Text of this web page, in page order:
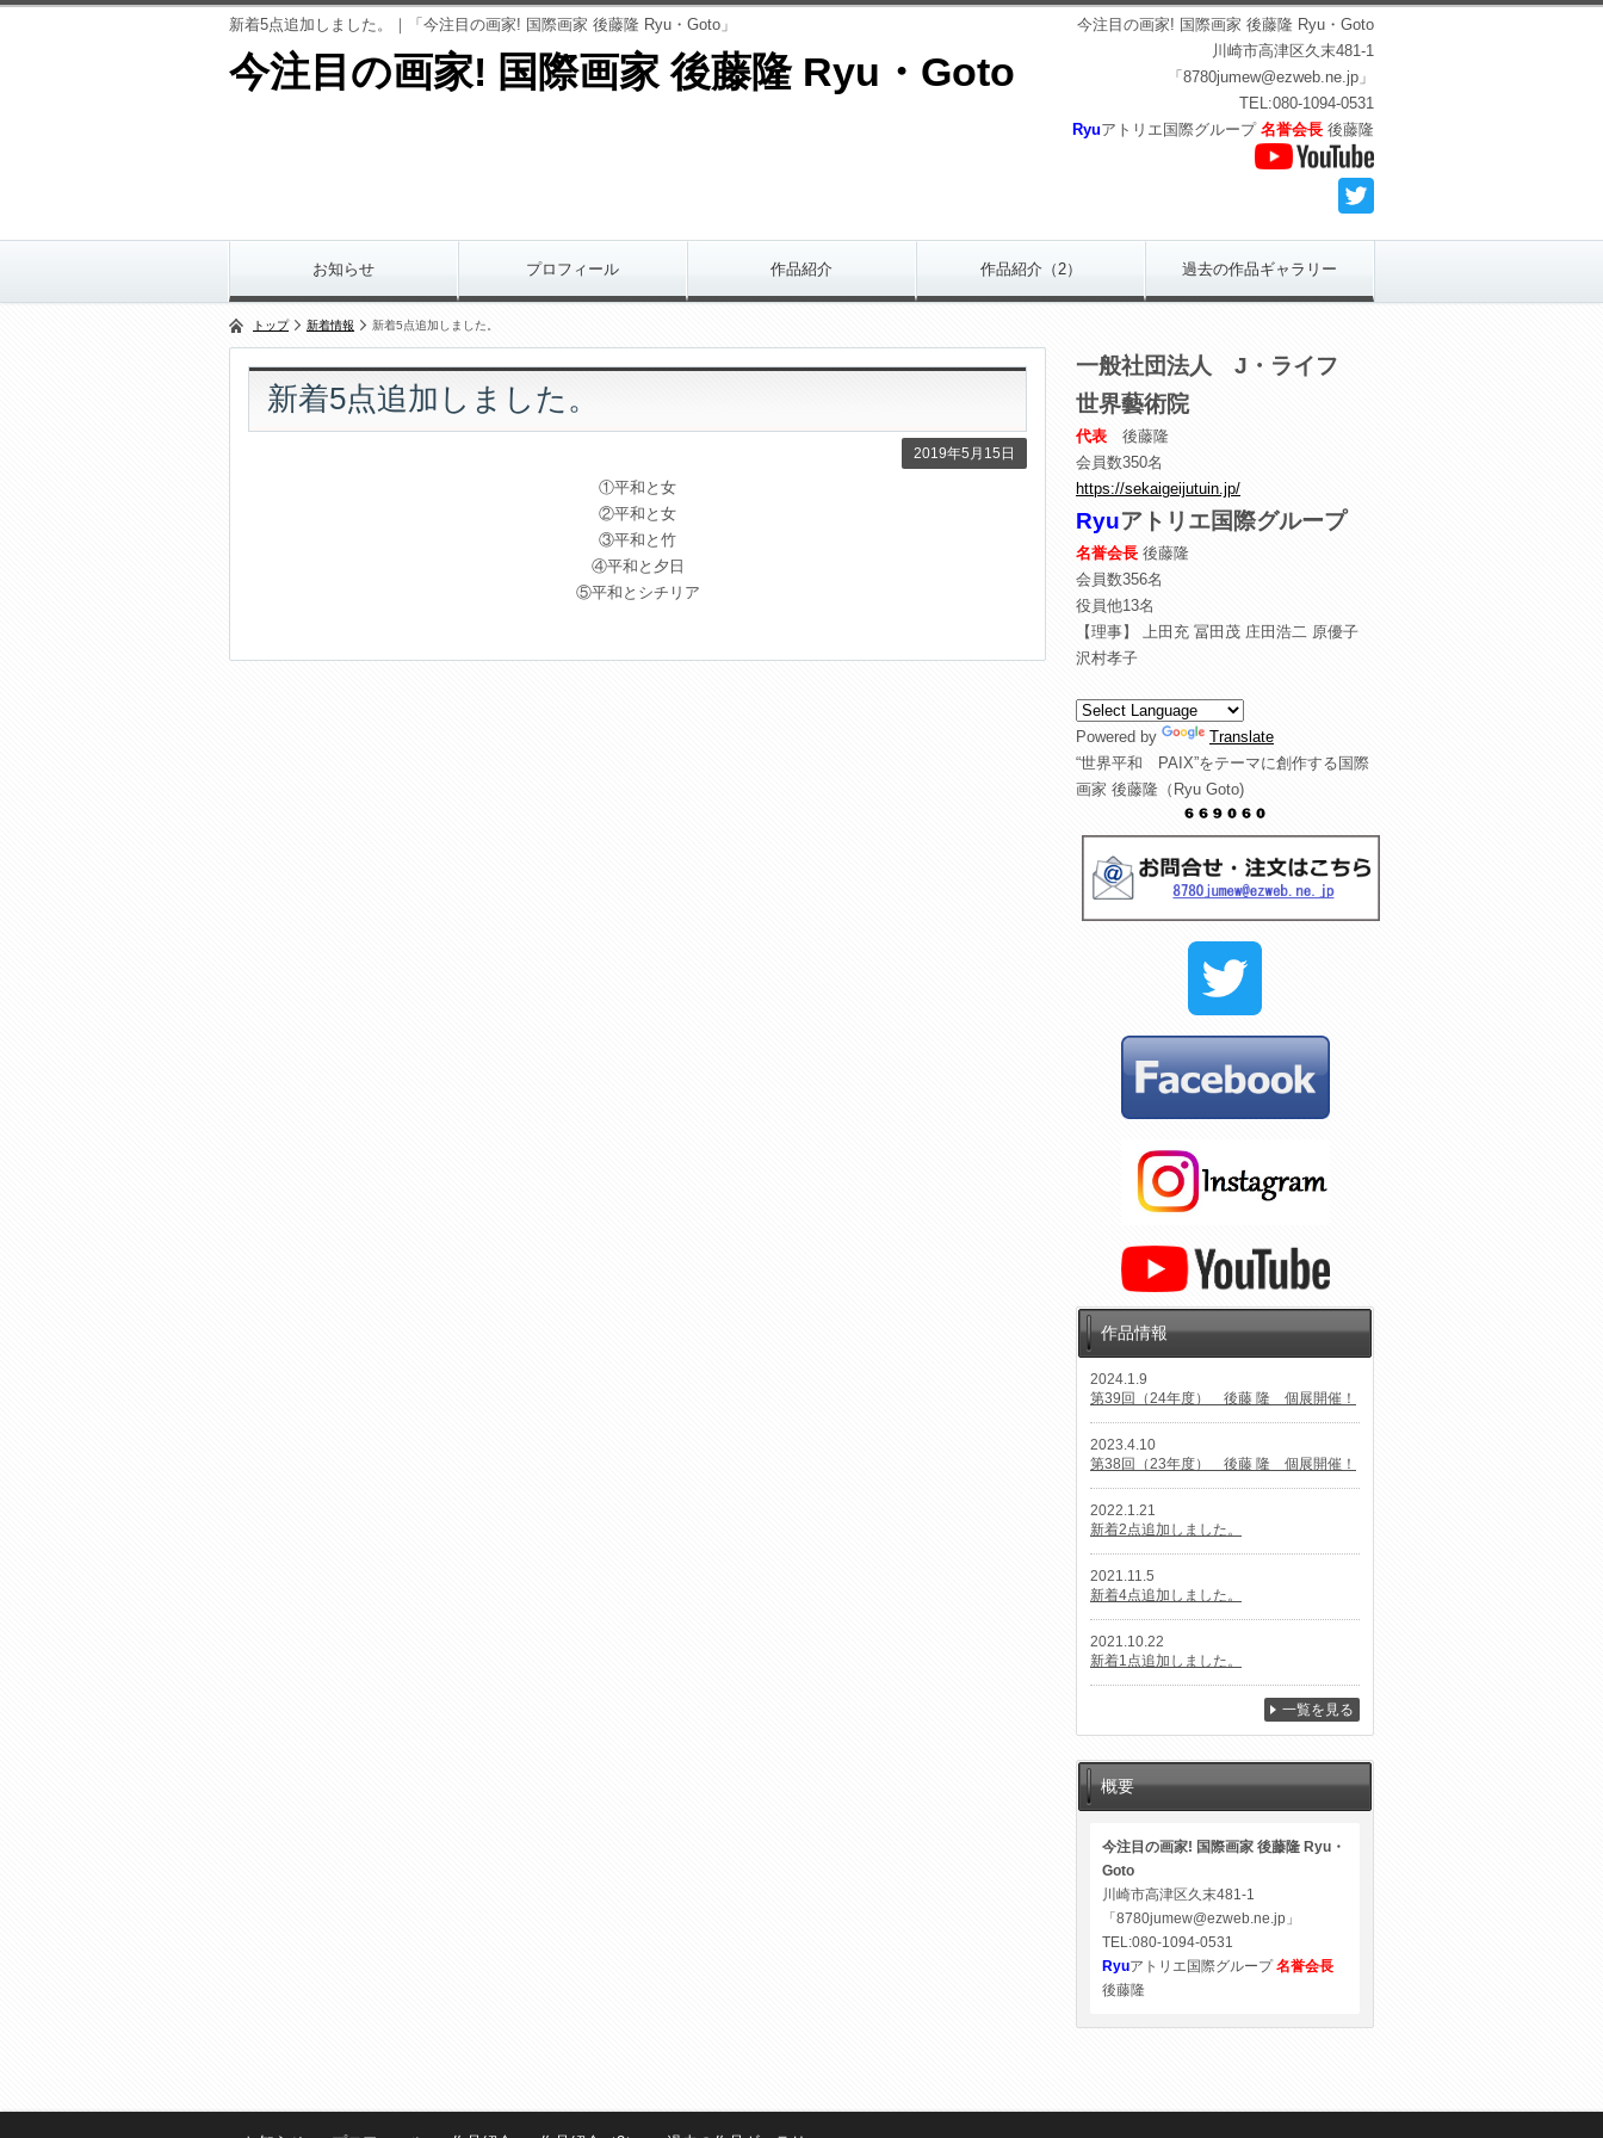
新着5点追加しました。｜「今注目の画家! 国際画家 後藤隆 Ryu・Goto」
今注目の画家! 国際画家 後藤隆 Ryu・Goto
今注目の画家! 国際画家 後藤隆 Ryu・Goto
川崎市高津区久末481-1
「8780jumew@ezweb.ne.jp」
TEL:080-1094-0531
Ryuアトリエ国際グループ 名誉会長 後藤隆
お知らせ プロフィール 作品紹介 作品紹介（2） 過去の作品ギャラリー
トップ 新着情報 新着5点追加しました。
新着5点追加しました。
2019年5月15日
①平和と女
②平和と女
③平和と竹
④平和と夕日
⑤平和とシチリア
一般社団法人 J・ライフ
世界藝術院
代表 後藤隆
会員数350名
https://sekaigeijutuin.jp/
Ryuアトリエ国際グループ
名誉会長 後藤隆
会員数356名
役員他13名
【理事】 上田充 冨田茂 庄田浩二 原優子
沢村孝子
Powered by
Translate
“世界平和 PAIX”をテーマに創作する国際
画家 後藤隆（Ryu Goto)
作品情報
2024.1.9
第39回（24年度） 後藤 隆 個展開催！
2023.4.10
第38回（23年度） 後藤 隆 個展開催！
2022.1.21
新着2点追加しました。
2021.11.5
新着4点追加しました。
2021.10.22
新着1点追加しました。
一覧を見る
概要
今注目の画家! 国際画家 後藤隆 Ryu・
Goto
川崎市高津区久末481-1
「8780jumew@ezweb.ne.jp」
TEL:080-1094-0531
Ryuアトリエ国際グループ名誉会長
後藤隆